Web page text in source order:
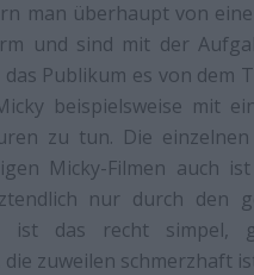
man überhaupt von
und sind mit der
Publikum es von dem
beispielsweise mit
zu tun. Die
Micky-Filmen auch ist
nur durch den
ist das recht simpel,
zuweilen schmerzhaft